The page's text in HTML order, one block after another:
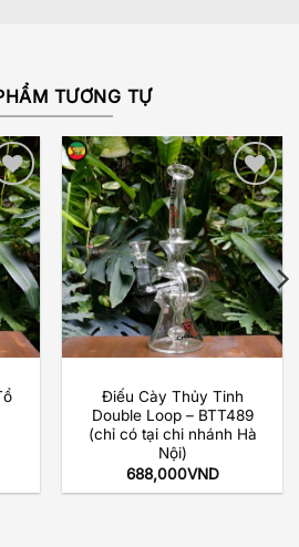
TƯƠNG TỰ
to
Add to
wishlist
Điếu Cày Thủy Tinh
Double Loop – BTT489
(chỉ có tại chi nhánh Hà
Nội)
688,000VND